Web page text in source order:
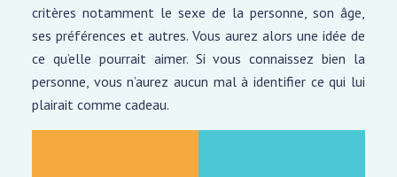
critères notamment le sexe de la personne, son âge,
ses préférences et autres. Vous aurez alors une idée de
ce qu’elle pourrait aimer. Si vous connaissez bien la
personne, vous n’aurez aucun mal à identifier ce qui lui
plairait comme cadeau.